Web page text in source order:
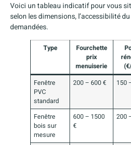
Voici un tableau indicatif pour vous
selon les dimensions, l’accessibilité
demandées.
Type
Fourchette
prix
menuiserie
Fenêtre
PVC
standard
200 – 600 € 150
Fenêtre
bois sur
mesure
600 – 1500
€
200